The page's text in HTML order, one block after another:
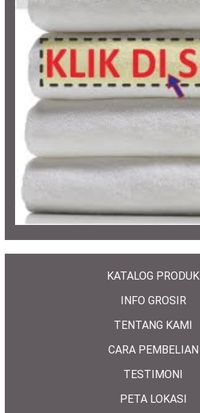
KATALOG PRODUK
INFO GROSIR
TENTANG KAMI
CARA PEMBELIAN
TESTIMONI
PETA LOKASI